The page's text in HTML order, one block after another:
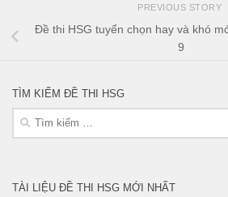
PREVIOUS STORY
Đề thi HSG tuyển chọn hay và khó
9
TÌM KIẾM ĐỀ THI HSG
Tìm
TÀI LIỆU ĐỀ THI HSG MỚI NHẤT